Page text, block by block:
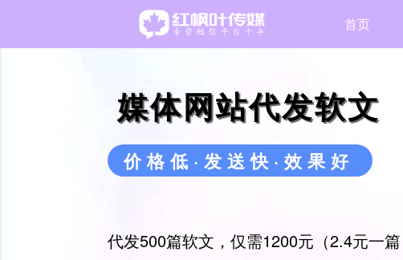
首页
媒体网站代发软文
价格低·发送快·效果好
代发500篇软文，仅需1200元（2.4元一篇